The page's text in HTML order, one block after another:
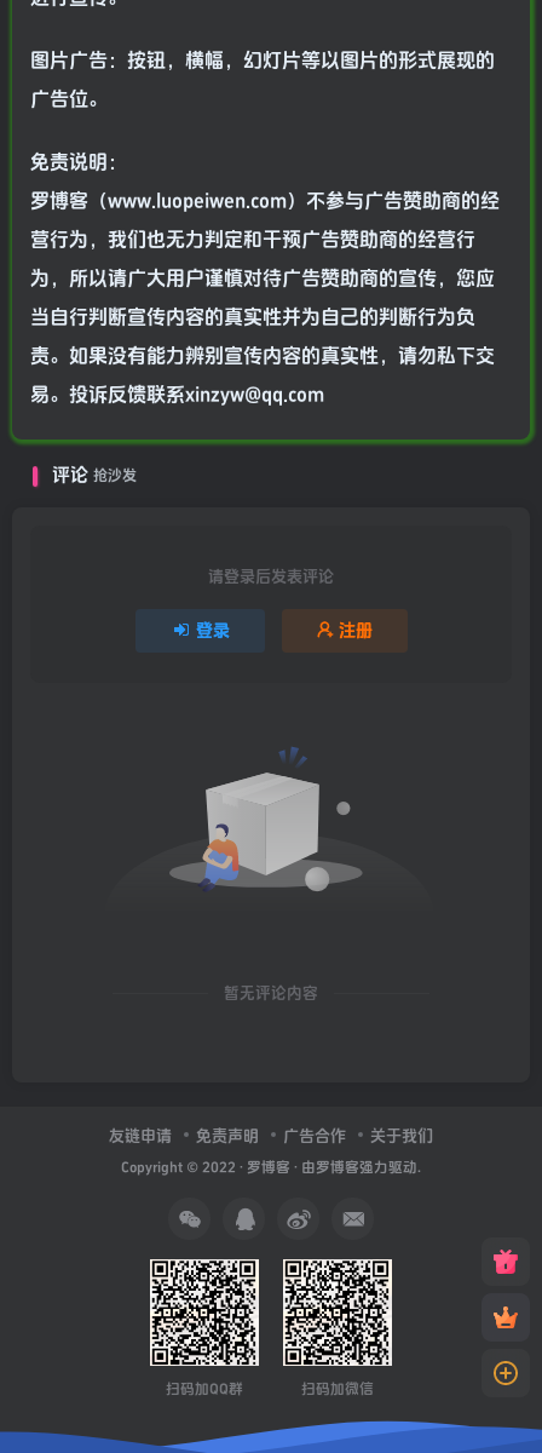
图片广告：按钮，横幅，幻灯片等以图片的形式展现的
广告位。
免责说明：
罗博客（www.luopeiwen.com）不参与广告赞助商的经
营行为，我们也无力判定和干预广告赞助商的经营行
为，所以请广大用户谨慎对待广告赞助商的宣传，您应
当自行判断宣传内容的真实性并为自己的判断行为负
责。如果没有能力辨别宣传内容的真实性，请勿私下交
易。投诉反馈联系xinzyw@qq.com
评论 抢沙发
请登录后发表评论
登录 注册
暂无评论内容
友链申请 免责声明 广告合作 关于我们
Copyright © 2022 · 罗博客 · 由罗博客强力驱动.
扫码加QQ群 扫码加微信